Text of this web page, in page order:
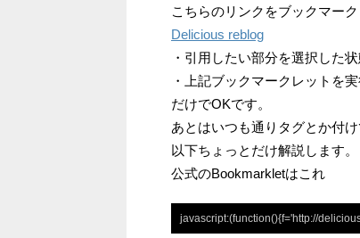
こちらのリンクをブックマーク
Delicious reblog
・引用したい部分を選択した
・上記ブックマークレットを
だけでOKです。
あとはいつも通りタグとか付け
以下ちょっとだけ解説します。
公式のBookmarkletはこれ
javascript:(function(){f='http://